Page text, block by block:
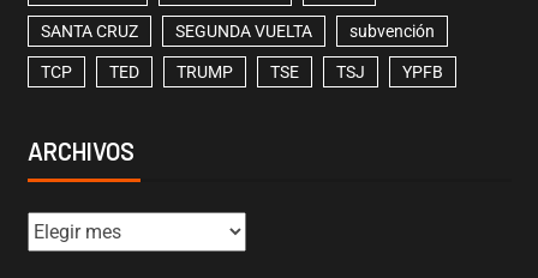
SANTA CRUZ SEGUNDA VUELTA subvención
TCP TED TRUMP TSE TSJ YPFB
ARCHIVOS